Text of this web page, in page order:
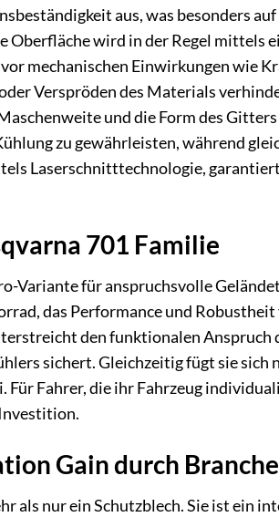
aus, was besonders
Oberfläche wird in der Regel mittels
mechanischen Einwirkungen wie
Verspröden des Materials
und die Form des
zu gewährleisten, während
Laserschnitttechnologie,
701 Familie
Variante für anspruchsvolle
das Performance und
den funktionalen Anspruch
sichert. Gleichzeitig fügt sie sich
Für Fahrer, die ihr Fahrzeug
Gain durch
als nur ein Schutzblech. Sie ist ein